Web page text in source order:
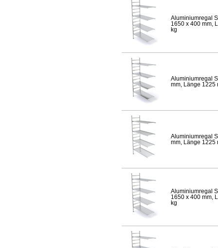
Aluminiumregal
1650 x 400 mm,
kg
Aluminiumregal
mm, Länge 1225
Aluminiumregal
mm, Länge 1225
Aluminiumregal
1650 x 400 mm,
kg